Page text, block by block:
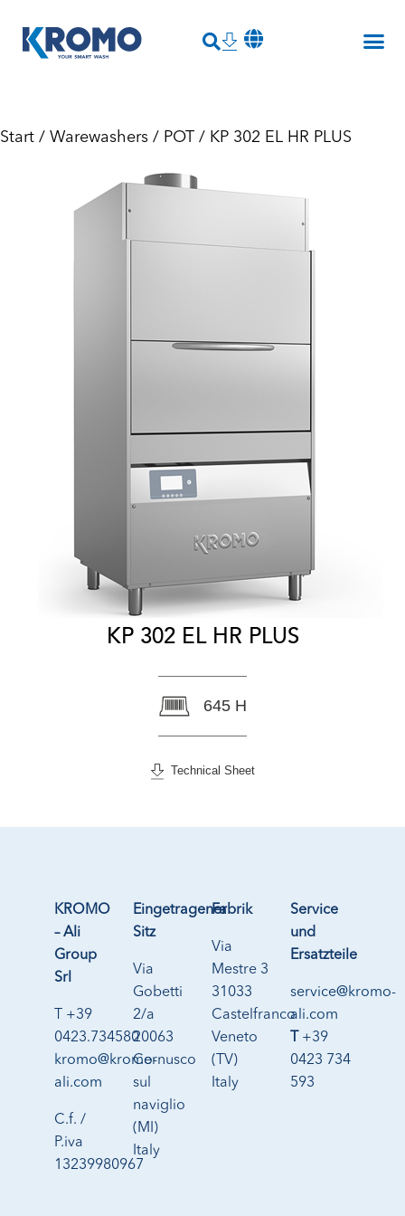
Start / Warewashers / POT / KP 302 EL HR PLUS
KP 302 EL HR PLUS
645 H
Technical Sheet
KROMO
– Ali
Group
Srl
T +39
0423.734580
kromo@kromo-
ali.com
C.f. /
P.iva
13239980967
Eingetragener
Sitz
Via
Gobetti
2/a
20063
Cernusco
sul
naviglio
(MI)
Italy
Fabrik
Via
Mestre 3
31033
Castelfranco
Veneto
(TV)
Italy
Service
und
Ersatzteile
service@kromo-
ali.com
T +39
0423 734
593